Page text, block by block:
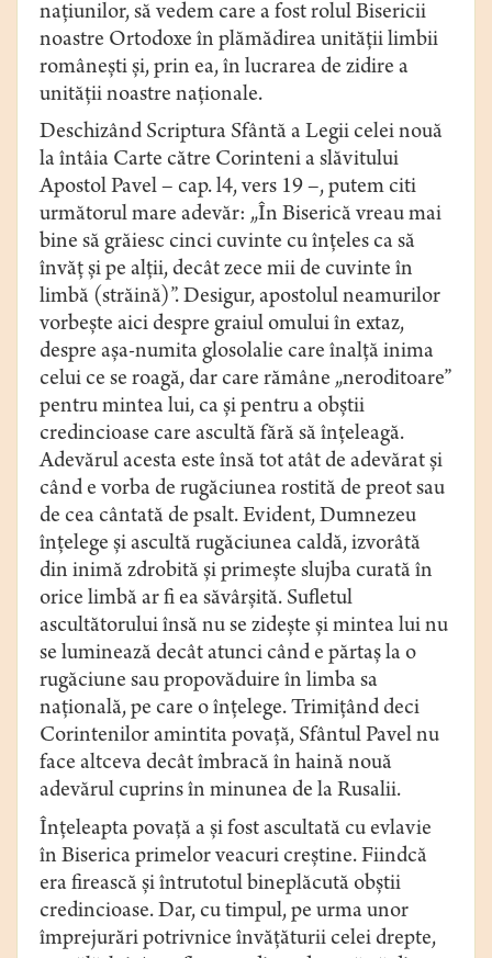
naţiunilor, să vedem care a fost rolul Bisericii
noastre Ortodoxe în plămădirea unităţii limbii
româneşti şi, prin ea, în lucrarea de zidire a
unităţii noastre naţionale.
Deschizând Scriptura Sfântă a Legii celei nouă
la întâia Carte către Corinteni a slăvitului
Apostol Pavel – cap. l4, vers 19 –, putem citi
următorul mare adevăr: „În Biserică vreau mai
bine să grăiesc cinci cuvinte cu înţeles ca să
învăţ şi pe alţii, decât zece mii de cuvinte în
limbă (străină)”. Desigur, apostolul neamurilor
vorbeşte aici despre graiul omului în extaz,
despre aşa-numita glosolalie care înalţă inima
celui ce se roagă, dar care rămâne „neroditoare”
pentru mintea lui, ca şi pentru a obştii
credincioase care ascultă fără să înţeleagă.
Adevărul acesta este însă tot atât de adevărat şi
când e vorba de rugăciunea rostită de preot sau
de cea cântată de psalt. Evident, Dumnezeu
înţelege şi ascultă rugăciunea caldă, izvorâtă
din inimă zdrobită şi primeşte slujba curată în
orice limbă ar fi ea săvârşită. Sufletul
ascultătorului însă nu se zideşte şi mintea lui nu
se luminează decât atunci când e părtaş la o
rugăciune sau propovăduire în limba sa
naţională, pe care o înţelege. Trimiţând deci
Corintenilor amintita povaţă, Sfântul Pavel nu
face altceva decât îmbracă în haină nouă
adevărul cuprins în minunea de la Rusalii.
Înţeleapta povaţă a şi fost ascultată cu evlavie
în Biserica primelor veacuri creştine. Fiindcă
era firească şi întrutotul bineplăcută obştii
credincioase. Dar, cu timpul, pe urma unor
împrejurări potrivnice învăţăturii celei drepte,